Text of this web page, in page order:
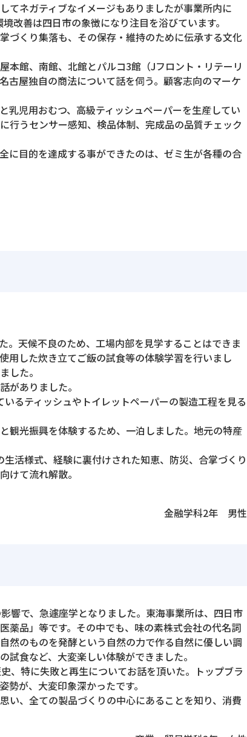
てネガティブなイメージもありましたが事業所内に
改善は四日市の象徴になり注目を浴びています。
づくり集落も、その保存・維持のために伝承する文化
本館、南館、北館とパルコ3館（Jフロント・リテーリ
古屋独自の商法について話を伺う。顧客志向のマーケ
乳児用おむつ、高級ティッシュペーパーを生産してい
行うセンサー感知、検品体制、完成品の品質チェック
に目的を達成する事ができたのは、ゼミ生が各種の合
天候不良のため、工場内部を見学することはできま
用した炊き立てご飯の試食等の体験学習を行いまし
した。
がありました。
るティッシュやトイレットペーパーの製造工程を見る
観光振興を体験するため、一泊しました。地元の特産
活様式、経験に裏付けされた知恵、防災、合掌づくり
けて流れ解散。
金融学科2年 男性
響で、急遽座学となりました。東海事業所は、四日市
薬品」等です。その中でも、味の素株式会社の代名詞
然のものを発酵という自然の力で作る自然に優しい調
試食など、大変楽しい体験ができました。
、特に失敗と再生についてお話を頂いた。トップブラ
が、大変印象深かったです。
い、全ての製品づくりの中心にあることを知り、消費